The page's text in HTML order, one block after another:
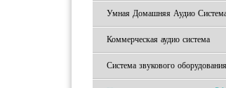
Умная Домашняя Аудио
Коммерческая аудио система
Система звукового оборудования